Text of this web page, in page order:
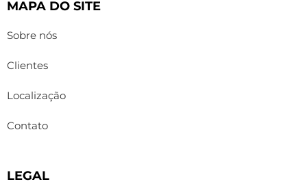
MAPA DO SITE
Sobre nós
Clientes
Localização
Contato
LEGAL